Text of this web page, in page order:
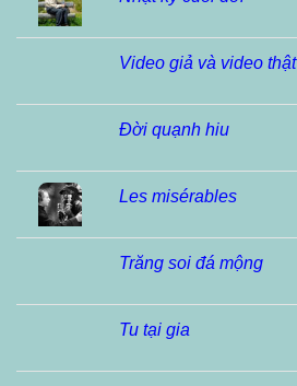
Video giả và video thật
Đời quạnh hiu
Les misérables
Trăng soi đá mộng
Tu tại gia